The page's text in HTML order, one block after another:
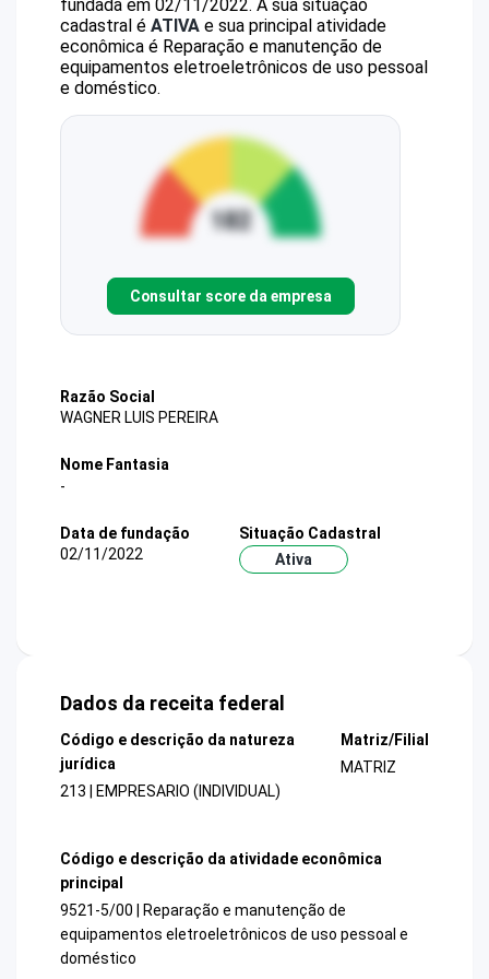
fundada em 02/11/2022. A sua situação
cadastral é ATIVA e sua principal atividade
econômica é Reparação e manutenção de
equipamentos eletroeletrônicos de uso pessoal
e doméstico.
Consultar score da empresa
Razão Social
WAGNER LUIS PEREIRA
Nome Fantasia
-
Data de fundação
02/11/2022
Situação Cadastral
Ativa
Dados da receita federal
Código e descrição da natureza
jurídica
213 | EMPRESARIO (INDIVIDUAL)
Matriz/Filial
MATRIZ
Código e descrição da atividade econômica
principal
9521-5/00 | Reparação e manutenção de
equipamentos eletroeletrônicos de uso pessoal e
doméstico